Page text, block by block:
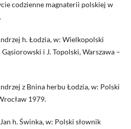
codzienne magnaterii polskiej w
h. Łodzia, w: Wielkopolski
i J. Topolski, Warszawa –
z Bnina herbu Łodzia, w: Polski
1979.
h. Świnka, w: Polski słownik